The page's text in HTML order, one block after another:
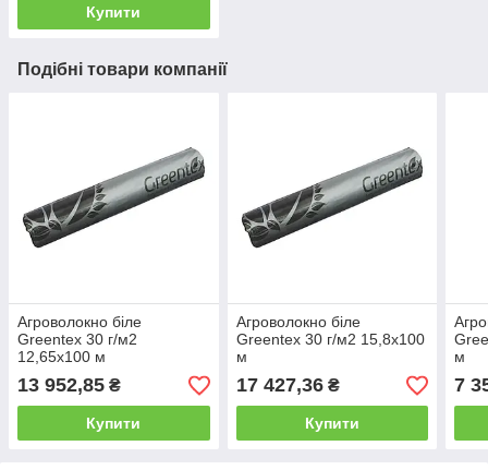
Купити
Подібні товари компанії
Агроволокно біле
Greentex 30 г/м2
12,65x100 м
13 952,85 ₴
Купити
Агроволокно біле
Greentex 30 г/м2 15,8x100
м
17 427,36₴
Купити
м
7